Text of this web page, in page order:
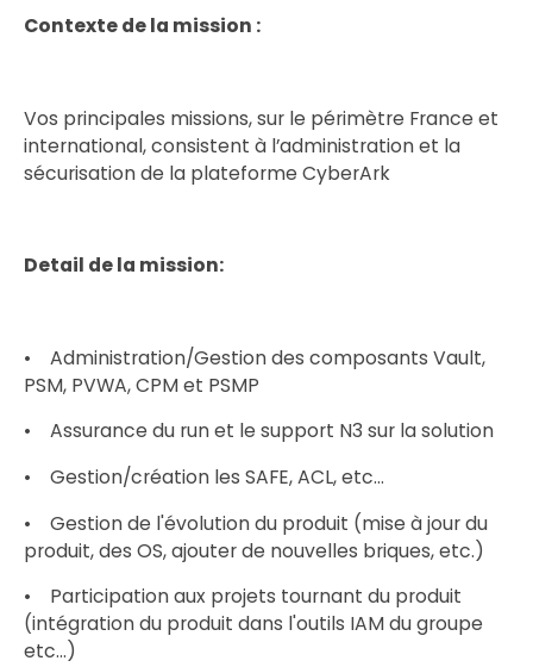
Contexte de la mission :
Vos principales missions, sur le périmètre France et
international, consistent à l’administration et la
sécurisation de la plateforme CyberArk
Detail de la mission:
• Administration/Gestion des composants Vault,
PSM, PVWA, CPM et PSMP
• Assurance du run et le support N3 sur la solution
• Gestion/création les SAFE, ACL, etc...
• Gestion de l'évolution du produit (mise à jour du
produit, des OS, ajouter de nouvelles briques, etc.)
• Participation aux projets tournant du produit
(intégration du produit dans l'outils IAM du groupe
etc...)